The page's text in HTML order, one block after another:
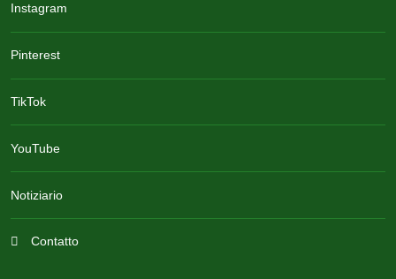
Instagram
Pinterest
TikTok
YouTube
Notiziario
Contatto